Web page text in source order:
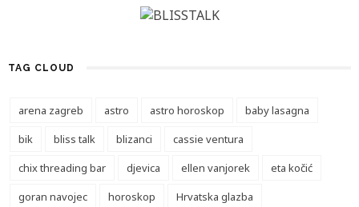
TAG CLOUD
arena zagreb astro astro horoskop
baby lasagna
bik
bliss talk blizanci
cassie ventura
chix threading bar
djevica ellen vanjorek
eta kočić
goran navojec
horoskop
Hrvatska glazba